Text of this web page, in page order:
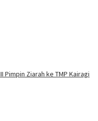
Pimpin Ziarah ke TMP Kairagi